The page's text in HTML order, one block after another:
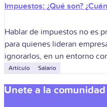
Impuestos: ¿Qué son?
Hablar de impuestos no es
para quienes lideran
ignorarlos, en un entorno
costoso. Son parte
Artículo Salario
Unete a la comunidad